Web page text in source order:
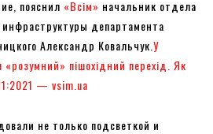
пояснил «Всім» начальник отдела
департамента
Александр Ковальчук. У
пішохідний перехід. Як
— vsim.ua
не только подсветкой и